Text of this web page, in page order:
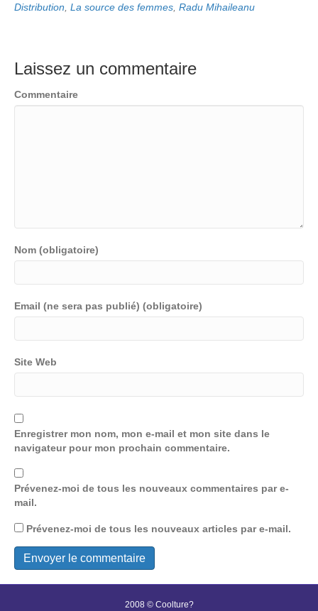
Distribution La source des femmes Radu Mihaileanu
Laissez un commentaire
Commentaire
Nom (obligatoire)
Email (ne sera pas publié) (obligatoire)
Site Web
Enregistrer mon nom, mon e-mail et mon site dans le
navigateur pour mon prochain commentaire.
Prévenez-moi de tous les nouveaux commentaires par e-
mail.
Prévenez-moi de tous les nouveaux articles par e-mail.
2008 © Coolture?